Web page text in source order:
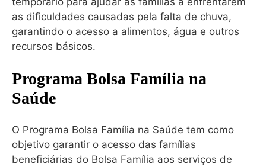
as dificuldades causadas pela falta de chuva,
garantindo o acesso a alimentos, água e outros
recursos básicos.
Programa Bolsa Família na
Saúde
O Programa Bolsa Família na Saúde tem como
objetivo garantir o acesso das famílias
beneficiárias do Bolsa Família aos serviços de